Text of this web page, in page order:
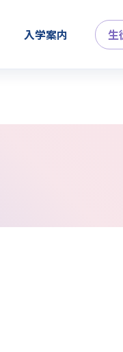
入学案内 生